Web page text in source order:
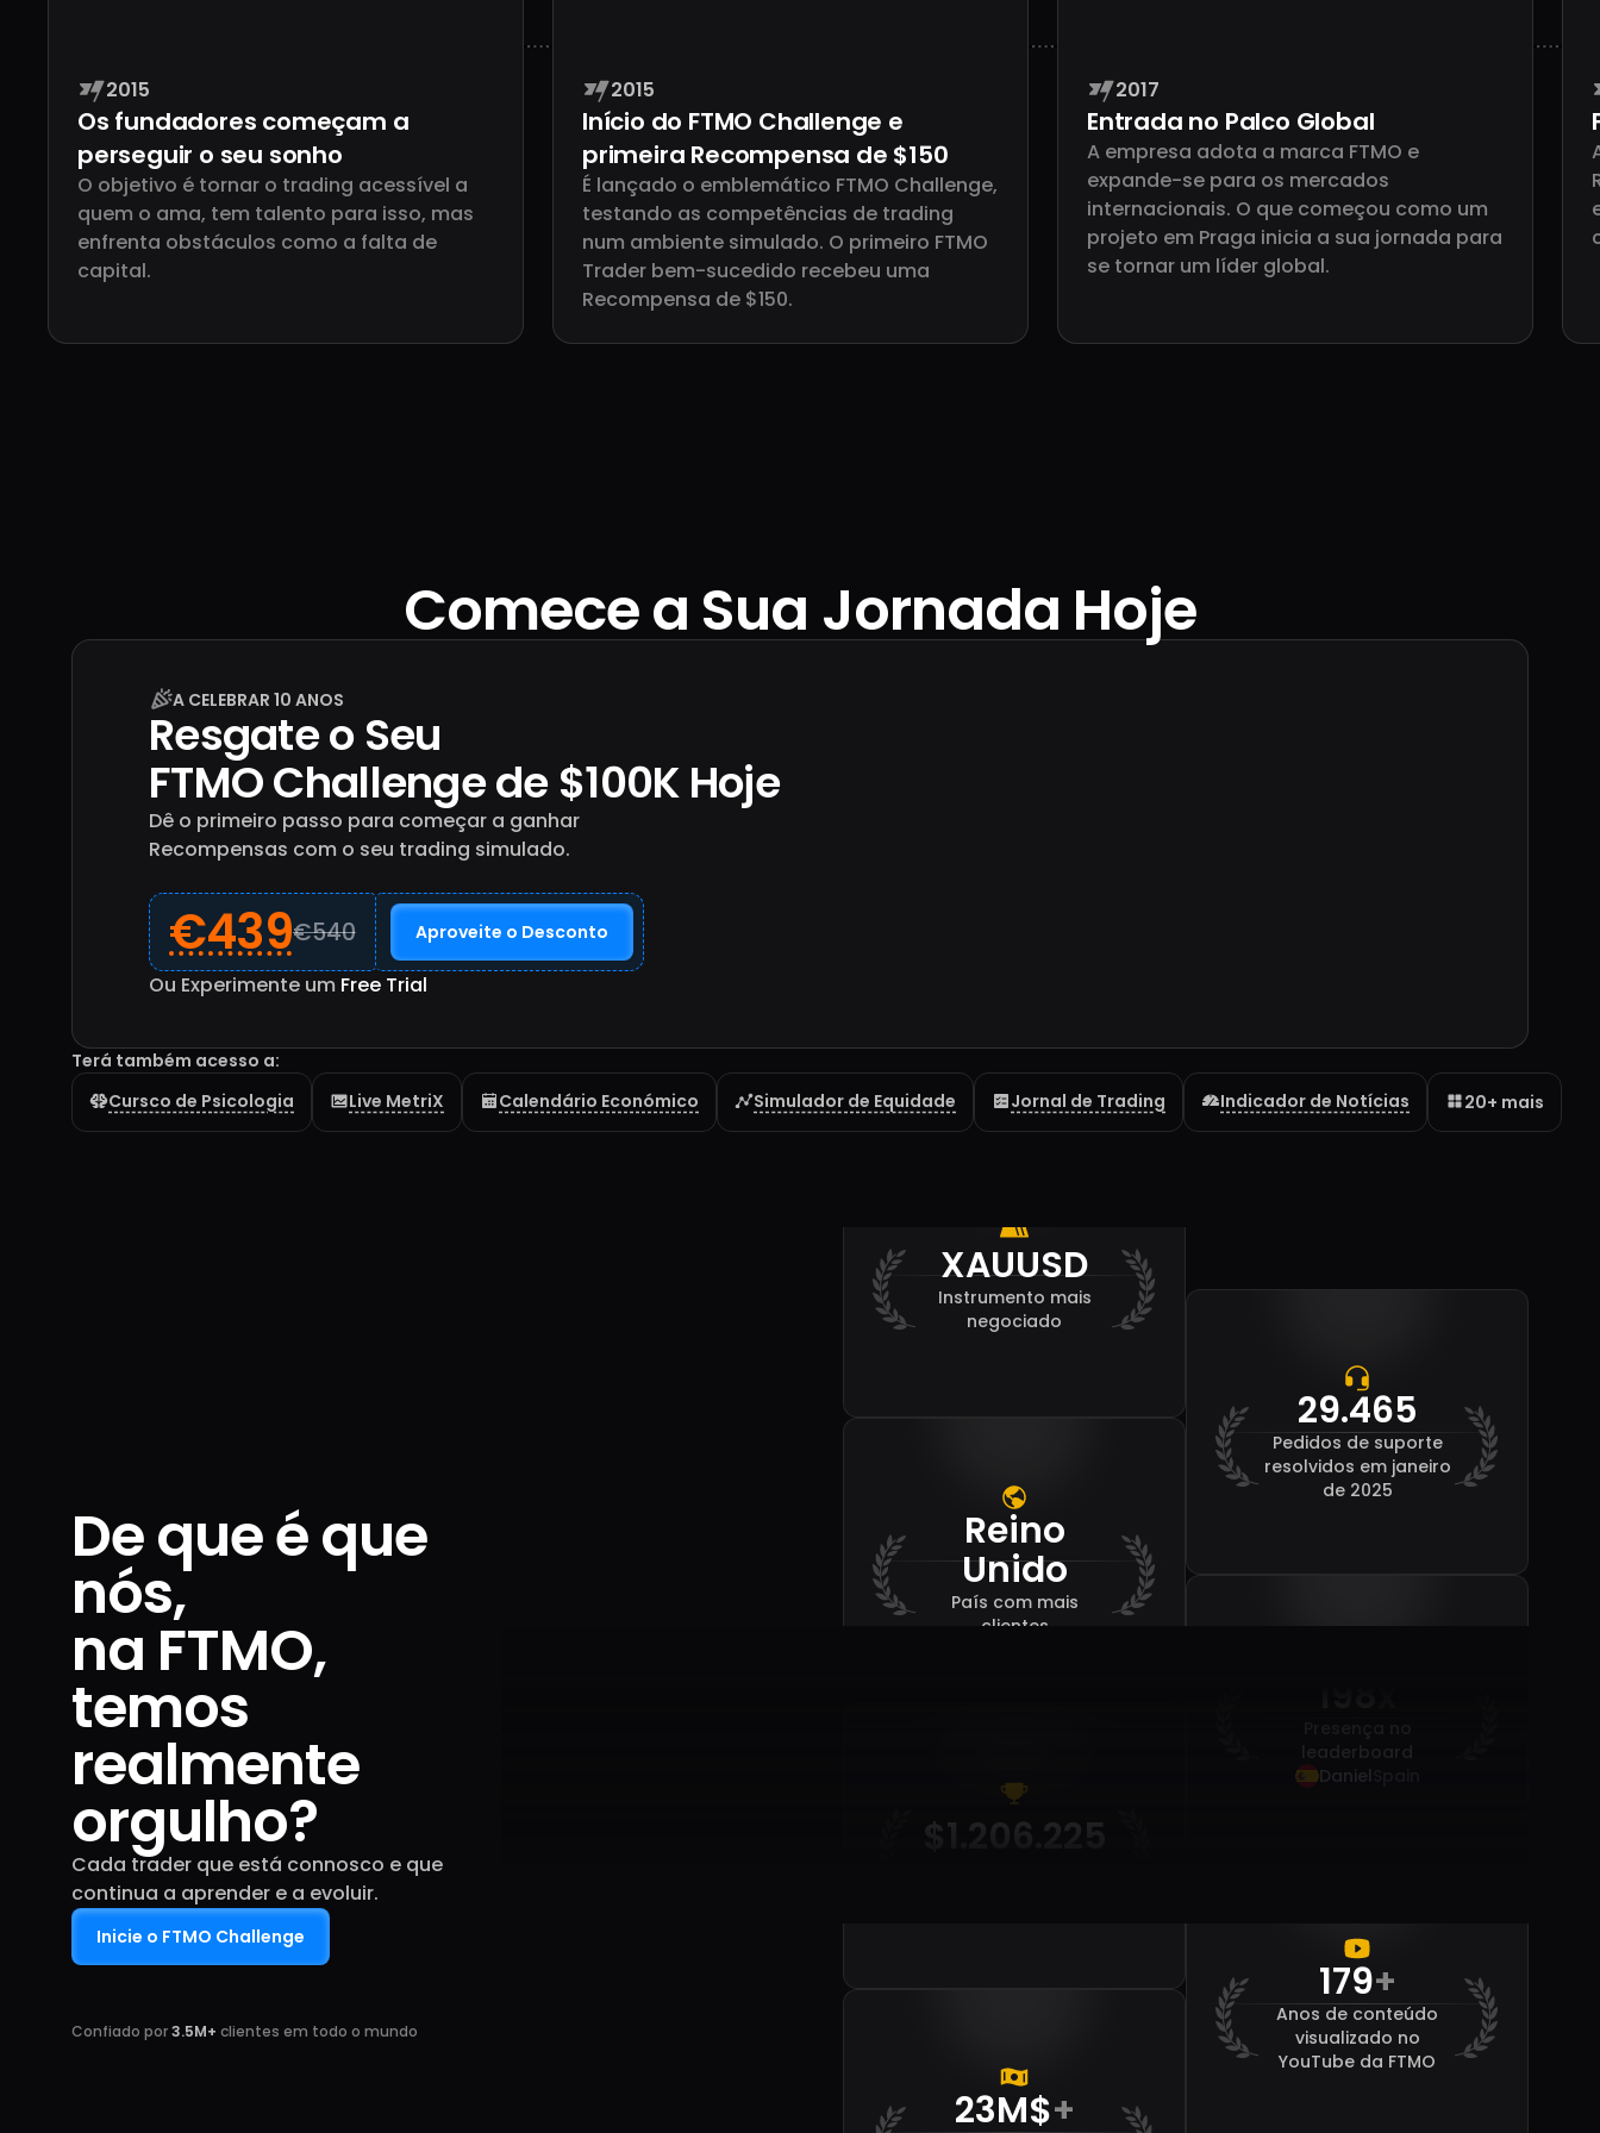
2015
Os fundadores começam a
perseguir o seu sonho
O objetivo é tornar o trading acessível a
quem o ama, tem talento para isso, mas
enfrenta obstáculos como a falta de
capital.
2015
Início do FTMO Challenge e
primeira Recompensa de $150
É lançado o emblemático FTMO Challenge,
testando as competências de trading
num ambiente simulado. O primeiro FTMO
Trader bem-sucedido recebeu uma
Recompensa de $150.
2017
Entrada no Palco Global
A empresa adota a marca FTMO e
expande-se para os mercados
internacionais. O que começou como um
projeto em Praga inicia a sua jornada para
se tornar um líder global.
Comece a Sua Jornada Hoje
A CELEBRAR 10 ANOS
Resgate o Seu
FTMO Challenge de$100K Hoje
Dê o primeiro passo para começar a ganhar
Recompensas com o seu trading simulado.
€439€540 Aproveite o Desconto
Ou Experimente um Free Trial
Terá também acesso a:
Cursco de Psicologia
Live MetriX Calendário Económico Simulador de Equidade Jornal de Trading Indicador de Notícias 20+ mais
De que é que
nós,
na FTMO,
temos
realmente
orgulho?
Cada trader que está connosco e que
continua a aprender e a evoluir.
Inicie o FTMO Challenge
Confiado por3.5M+ clientes em todo o mundo
clientes
FTMO
Daniel
XAUUSD
Instrumento mais
negociado
Reino
Unido
País com mais
clientes
$1.206.225
23M$+
29.465
Pedidos de suporte
resolvidos em janeiro
de 2025
leaderboard
Daniel
179+
Anos de conteúdo
visualizado no
YouTube da FTMO